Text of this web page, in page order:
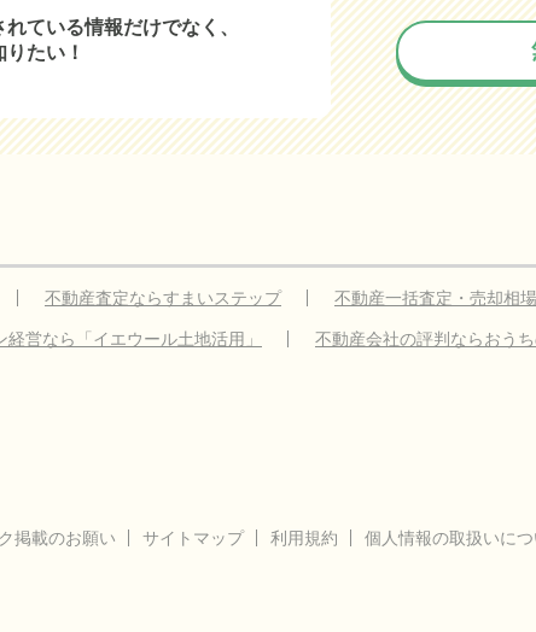
ている情報だけでなく、
たい！
不動産査定ならすまいステップ
不動産一括査定・売却相
営なら「イエウール土地活用」
不動産会社の評判ならおう
掲載のお願い サイトマップ 利用規約 個人情報の取扱いにつ